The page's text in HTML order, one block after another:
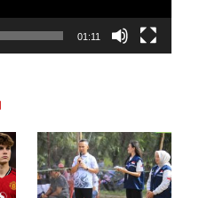
01:11